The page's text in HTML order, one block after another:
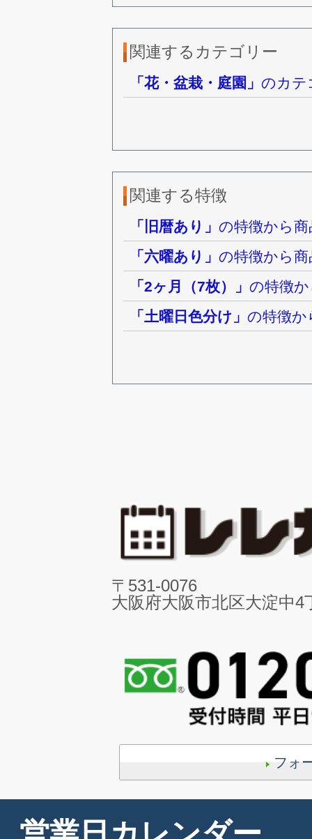
関連するカテゴリー
「花・盆栽・庭園」のカテ
関連する特徴
「旧暦あり」の特徴から
「六曜あり」の特徴から
「2ヶ月（7枚）」の特徴
「土曜日色分け」の特徴か
〒531-0076
大阪府大阪市北区大淀中4
フォ